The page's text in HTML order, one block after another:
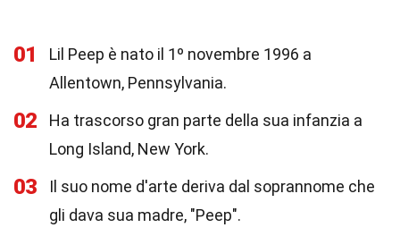
01
Lil Peep è nato il 1º novembre 1996 a
Allentown, Pennsylvania.
02
Ha trascorso gran parte della sua infanzia a
Long Island, New York.
03
Il suo nome d'arte deriva dal soprannome che
gli dava sua madre, "Peep".